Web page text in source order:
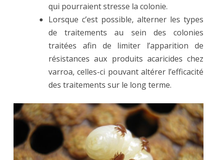
qui pourraient stresse la colonie.
Lorsque c’est possible, alterner les types
de traitements au sein des colonies
traitées afin de limiter l’apparition de
résistances aux produits acaricides chez
varroa, celles-ci pouvant altérer l’efficacité
des traitements sur le long terme.